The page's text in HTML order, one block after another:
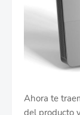
Ahora te